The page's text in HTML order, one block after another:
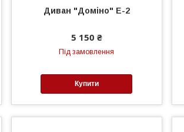
Диван "Доміно" Е-2
5 150 ₴
Під замовлення
Купити